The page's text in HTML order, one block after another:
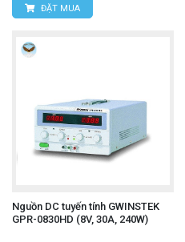
ĐẶT MUA
Nguồn DC tuyến tính GWINSTEK
GPR-0830HD (8V, 30A, 240W)